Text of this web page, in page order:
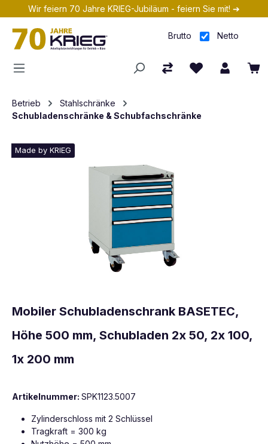
Zum Hauptinhalt springen
Wir feiern 70 Jahre KRIEG-Jubiläum - feiern Sie mit! ➔
Brutto Netto
Betrieb
Stahlschränke
Schubladenschränke & Schubfachschränke
Made by KRIEG
Mobiler Schubladenschrank BASETEC,
Höhe 500 mm, Schubladen 2x 50, 2x 100,
1x 200 mm
Artikelnummer: SPK1123.5007
Zylinderschloss mit 2 Schlüssel
Tragkraft = 300 kg